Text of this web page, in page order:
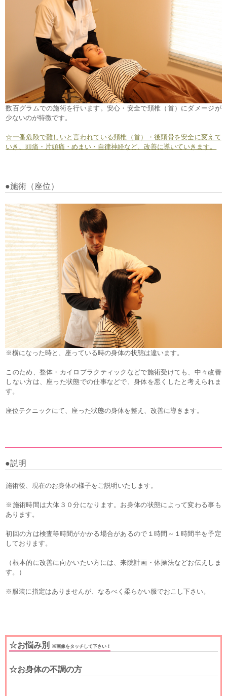
数百グラムでの施術を行います。安心・安全で頚椎（首）にダメージが
少ないのが特徴です。
☆一番危険で難しいと言われている頚椎（首）・後頭骨を安全に変えて
いき、頭痛・片頭痛・めまい・自律神経など、改善に導いていきます。
●施術（座位）
※横になった時と、座っている時の身体の状態は違います。
このため、整体・カイロプラクティックなどで施術受けても、中々改善
しない方は、座った状態での仕事などで、身体を悪くしたと考えられま
す。
座位テクニックにて、座った状態の身体を整え、改善に導きます。
●説明
施術後、現在のお身体の様子をご説明いたします。
※施術時間は大体３０分になります。お身体の状態によって変わる事も
あります。
初回の方は検査等時間がかかる場合があるので１時間～１時間半を予定
しております。
（根本的に改善に向かいたい方には、来院計画・体操法などお伝えしま
す。）
※服装に指定はありませんが、なるべく柔らかい服でおこし下さい。
☆お悩み別 ※画像をタッチして下さい！
☆お身体の不調の方